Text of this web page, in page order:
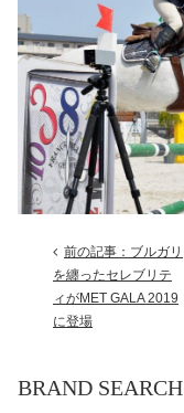
前の記事：ブルガリ
を纏ったセレブリテ
ィがMET GALA 2019
に登場
BRAND SEARCH